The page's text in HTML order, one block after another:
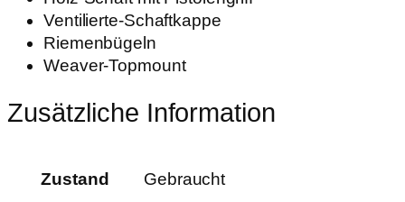
Ventilierte-Schaftkappe
Riemenbügeln
Weaver-Topmount
Zusätzliche Information
Zustand Gebraucht